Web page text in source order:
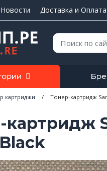
Новости Доставка и Оплата
Поиск:
картриджи / Тонер-картридж
картридж